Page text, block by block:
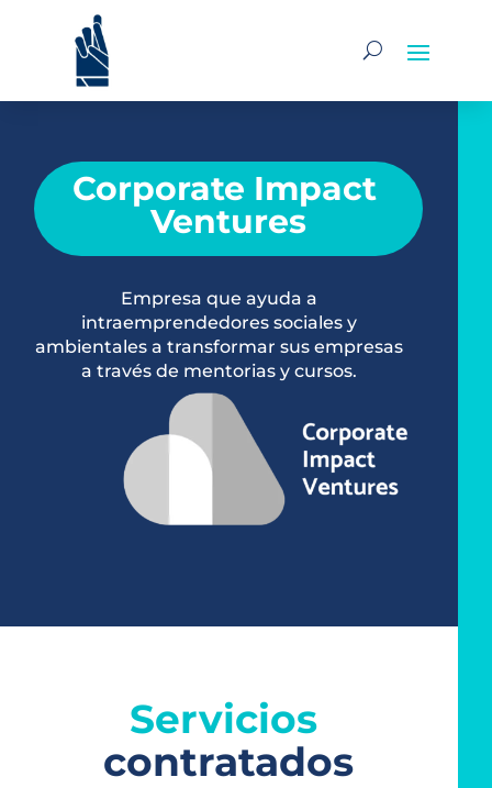
Corporate Impact
Ventures
Empresa que ayuda a
intraemprendedores sociales y
ambientales a transformar sus empresas
a través de mentorias y cursos.
Servicios
contratados